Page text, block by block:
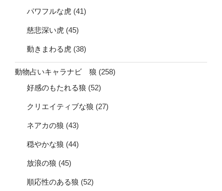
パワフルな虎 (41)
慈悲深い虎 (45)
動きまわる虎 (38)
動物占いキャラナビ 狼 (258)
好感のもたれる狼 (52)
クリエイティブな狼 (27)
ネアカの狼 (43)
穏やかな狼 (44)
放浪の狼 (45)
順応性のある狼 (52)